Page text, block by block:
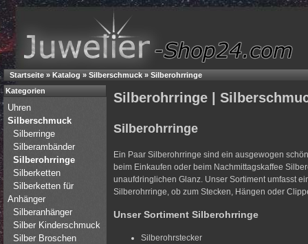
Startseite » Katalog » Silberschmuck » Silberohrringe
Silberohrringe |
Silberohrringe
Ein Paar Silberohrringe sind ein ausgewogen
beim Einkaufen oder beim Nachmittagskaffee
unaufdringlichen Glanz. Unser Sortiment umfasst
Silberohrringe, ob zum Stecken, Hängen oder
Unser Sortiment Silberohrringe
Silberohrstecker
Kategorien
Uhren
Silberschmuck
Silberringe
Silberambänder
Silberohrringe
Silberketten
Silberketten für
Anhänger
Silberanhänger
Silber Kinderschmuck
Silber Broschen